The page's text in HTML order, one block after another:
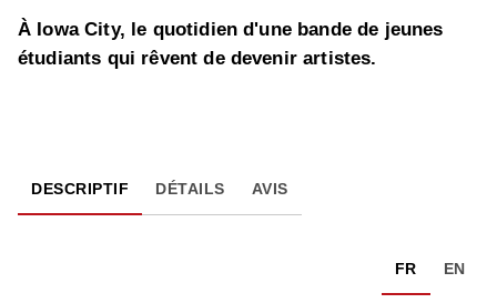
À Iowa City, le quotidien d'une bande de jeunes
étudiants qui rêvent de devenir artistes.
DESCRIPTIF DÉTAILS AVIS
FR EN